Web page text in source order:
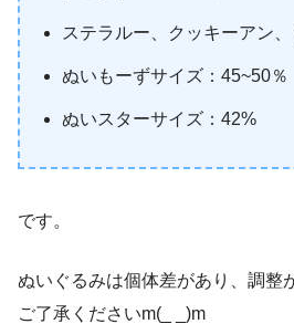
ステラルー、クッキーアン
ぬいもーずサイズ：45~50％
ぬいスターサイズ：42%
です。
ぬいぐるみは個体差があり、調整
ご了承くださいm(_ _)m